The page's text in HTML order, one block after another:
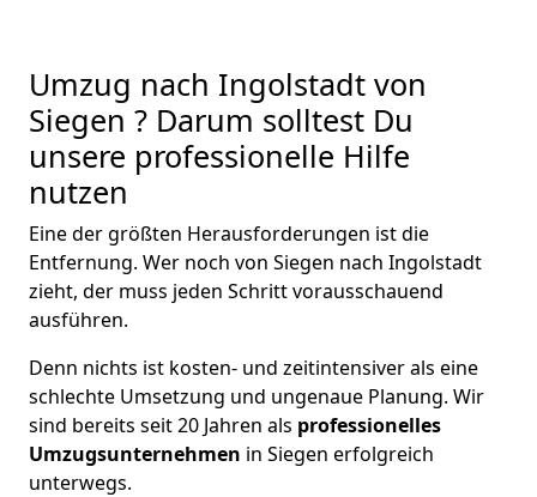
Umzug nach Ingolstadt von
Siegen ? Darum solltest Du
unsere professionelle Hilfe
nutzen
Eine der größten Herausforderungen ist die
Entfernung. Wer noch von Siegen nach Ingolstadt
zieht, der muss jeden Schritt vorausschauend
ausführen.
Denn nichts ist kosten- und zeitintensiver als eine
schlechte Umsetzung und ungenaue Planung. Wir
sind bereits seit 20 Jahren als professionelles
Umzugsunternehmen in Siegen erfolgreich
unterwegs.